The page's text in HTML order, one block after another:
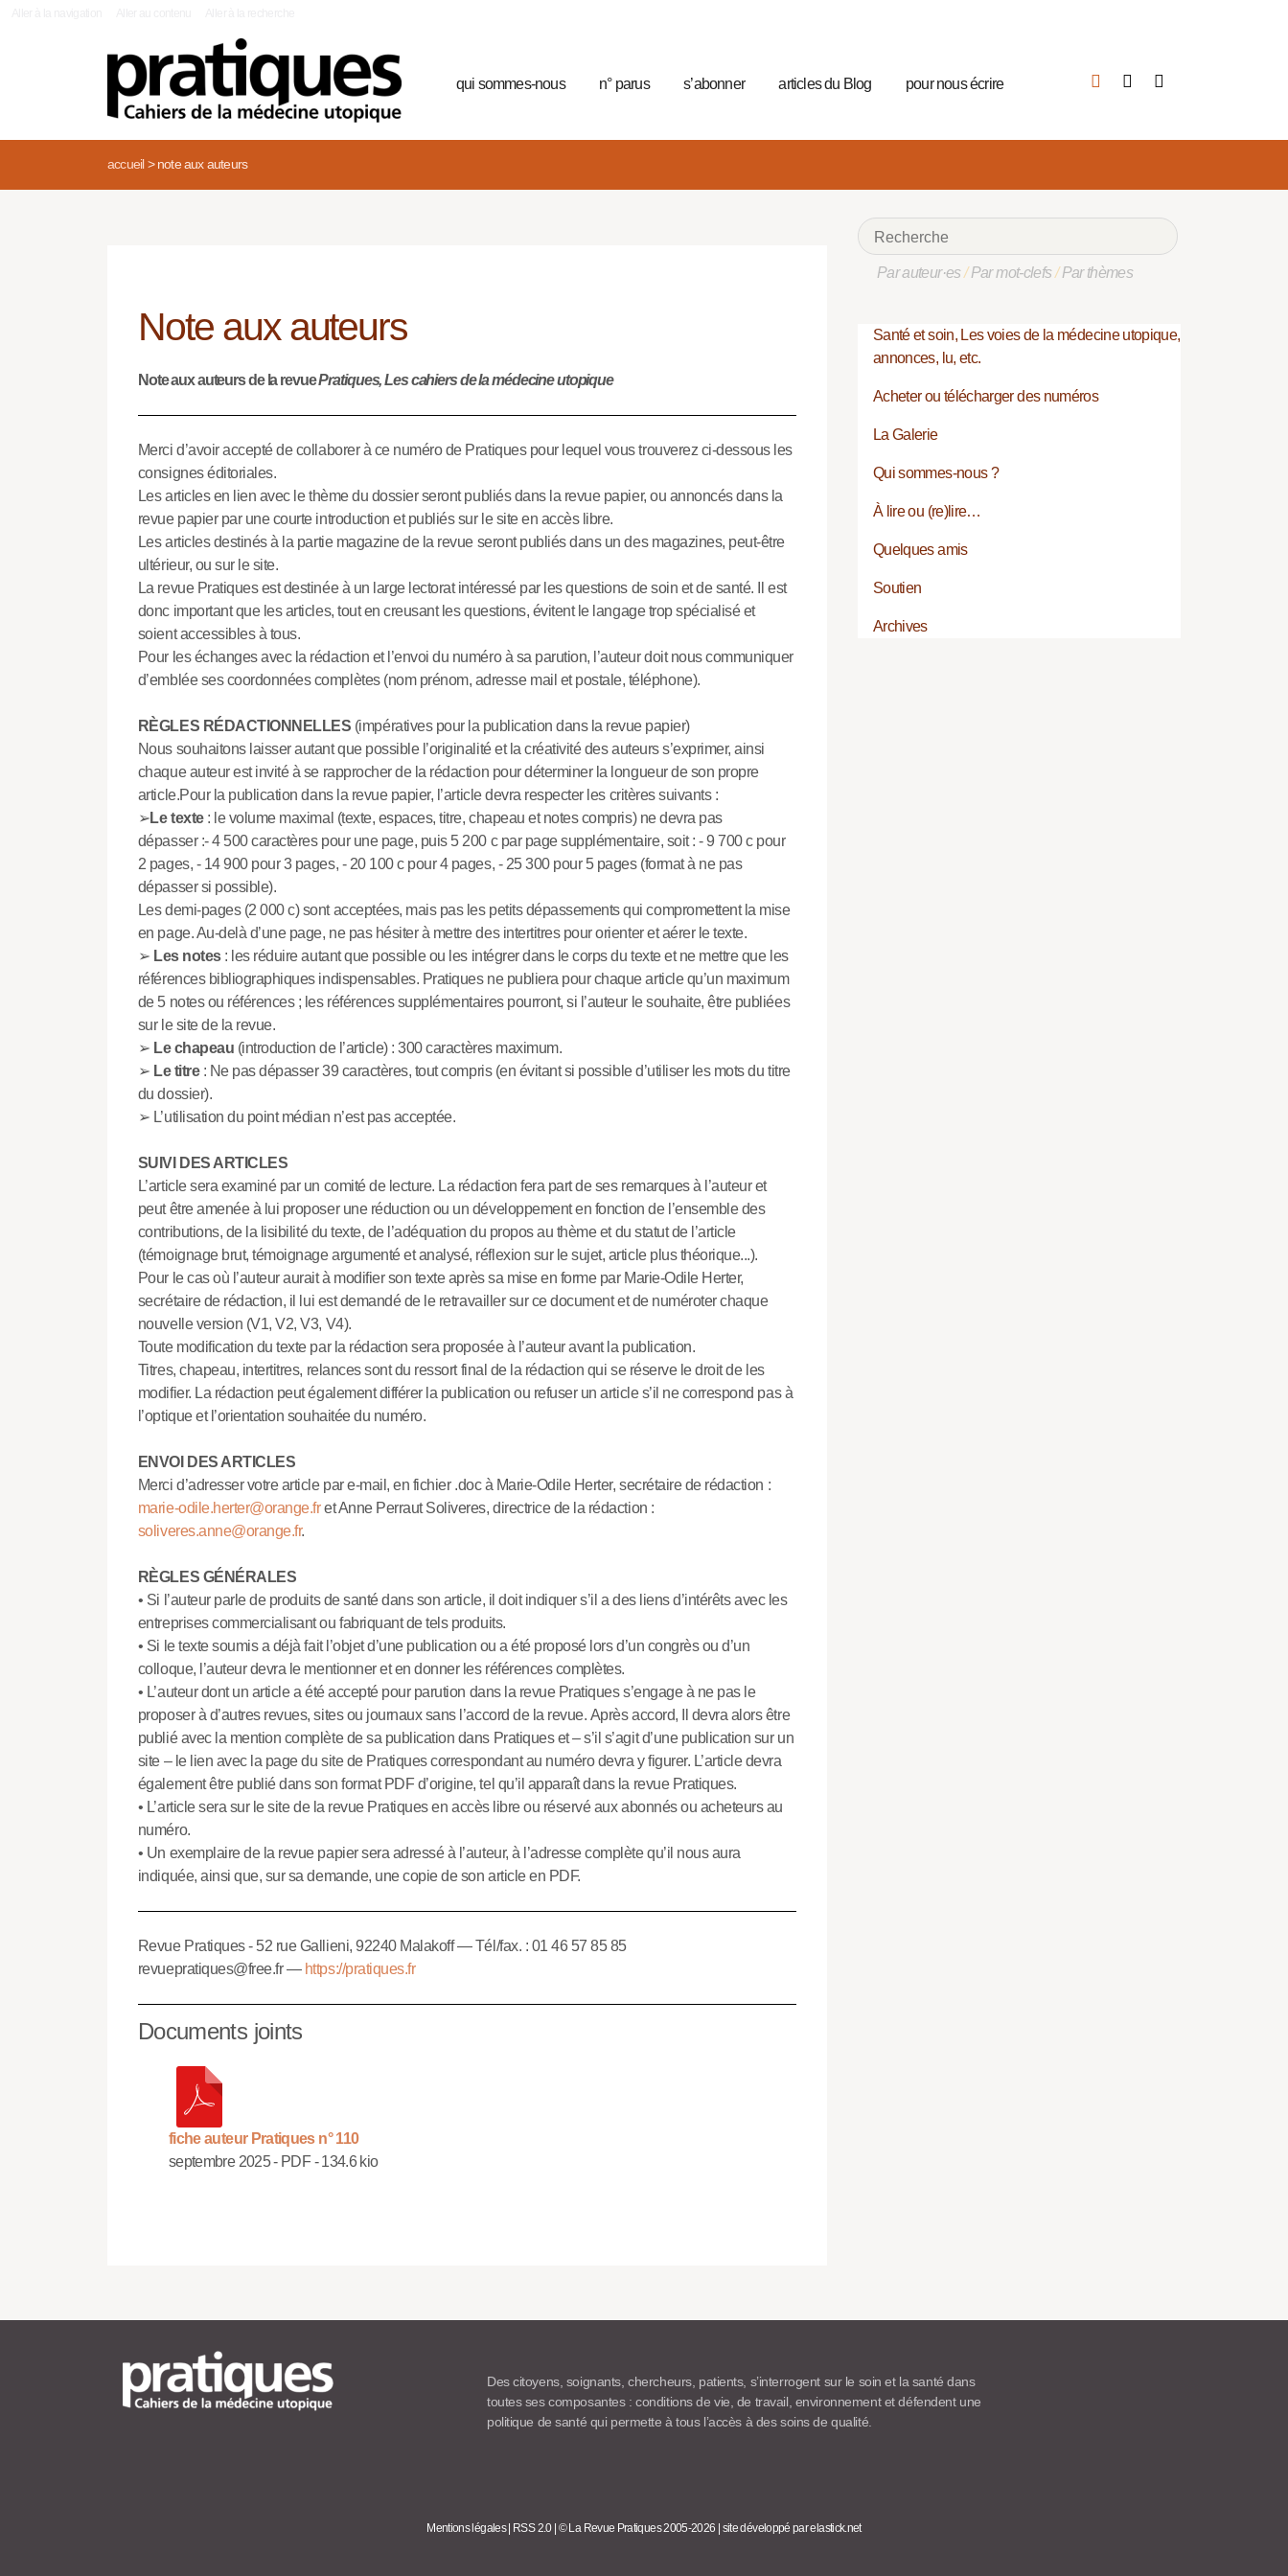
qui sommes-nous n° parus s’abonner articles du Blog pour nous écrire
accueil> note aux auteurs
Note aux auteurs
Note aux auteurs de la revuePratiques, Les cahiers de la médecine utopique
Merci d’avoir accepté de collaborer à ce numéro de Pratiques pour lequel vous trouverez ci-dessous les
consignes éditoriales.
Les articles en lien avec le thème du dossier seront publiés dans la revue papier, ou annoncés dans la
revue papier par une courte introduction et publiés sur le site en accès libre.
Les articles destinés à la partie magazine de la revue seront publiés dans un des magazines, peut-être
ultérieur, ou sur le site.
La revue Pratiques est destinée à un large lectorat intéressé par les questions de soin et de santé. Il est
donc important que les articles, tout en creusant les questions, évitent le langage trop spécialisé et
soient accessibles à tous.
Pour les échanges avec la rédaction et l’envoi du numéro à sa parution, l’auteur doit nous communiquer
d’emblée ses coordonnées complètes (nom prénom, adresse mail et postale, téléphone).
RÈGLES RÉDACTIONNELLES (impératives pour la publication dans la revue papier)
Nous souhaitons laisser autant que possible l’originalité et la créativité des auteurs s’exprimer, ainsi
chaque auteur est invité à se rapprocher de la rédaction pour déterminer la longueur de son propre
article.Pour la publication dans la revue papier, l’article devra respecter les critères suivants :
➢Le texte: le volume maximal (texte, espaces, titre, chapeau et notes compris) ne devra pas
dépasser :- 4 500 caractères pour une page, puis 5 200 c par page supplémentaire, soit : - 9 700 c pour
2 pages, - 14 900 pour 3 pages, - 20 100 c pour 4 pages, - 25 300 pour 5 pages (format à ne pas
dépasser si possible).
Les demi-pages (2 000 c) sont acceptées, mais pas les petits dépassements qui compromettent la mise
en page. Au-delà d’une page, ne pas hésiter à mettre des intertitres pour orienter et aérer le texte.
➢ Les notes: les réduire autant que possible ou les intégrer dans le corps du texte et ne mettre que les
références bibliographiques indispensables. Pratiques ne publiera pour chaque article qu’un maximum
de 5 notes ou références ; les références supplémentaires pourront, si l’auteur le souhaite, être publiées
sur le site de la revue.
➢ Le chapeau (introduction de l’article) : 300 caractères maximum.
➢ Le titre: Ne pas dépasser 39 caractères, tout compris (en évitant si possible d’utiliser les mots du titre
du dossier).
➢ L’utilisation du point médian n’est pas acceptée.
SUIVI DES ARTICLES
L’article sera examiné par un comité de lecture. La rédaction fera part de ses remarques à l’auteur et
peut être amenée à lui proposer une réduction ou un développement en fonction de l’ensemble des
contributions, de la lisibilité du texte, de l’adéquation du propos au thème et du statut de l’article
(témoignage brut, témoignage argumenté et analysé, réflexion sur le sujet, article plus théorique...).
Pour le cas où l’auteur aurait à modifier son texte après sa mise en forme par Marie-Odile Herter,
secrétaire de rédaction, il lui est demandé de le retravailler sur ce document et de numéroter chaque
nouvelle version (V1, V2, V3, V4).
Toute modification du texte par la rédaction sera proposée à l’auteur avant la publication.
Titres, chapeau, intertitres, relances sont du ressort final de la rédaction qui se réserve le droit de les
modifier. La rédaction peut également différer la publication ou refuser un article s’il ne correspond pas à
l’optique et l’orientation souhaitée du numéro.
ENVOI DES ARTICLES
Merci d’adresser votre article par e-mail, en fichier .doc à Marie-Odile Herter, secrétaire de rédaction :
marie-odile.herter@orange.fret Anne Perraut Soliveres, directrice de la rédaction :
soliveres.anne@orange.fr.
RÈGLES GÉNÉRALES
• Si l’auteur parle de produits de santé dans son article, il doit indiquer s’il a des liens d’intérêts avec les
entreprises commercialisant ou fabriquant de tels produits.
• Si le texte soumis a déjà fait l’objet d’une publication ou a été proposé lors d’un congrès ou d’un
colloque, l’auteur devra le mentionner et en donner les références complètes.
• L’auteur dont un article a été accepté pour parution dans la revue Pratiques s’engage à ne pas le
proposer à d’autres revues, sites ou journaux sans l’accord de la revue. Après accord, Il devra alors être
publié avec la mention complète de sa publication dans Pratiques et – s’il s’agit d’une publication sur un
site – le lien avec la page du site de Pratiques correspondant au numéro devra y figurer. L’article devra
également être publié dans son format PDF d’origine, tel qu’il apparaît dans la revue Pratiques.
• L’article sera sur le site de la revue Pratiques en accès libre ou réservé aux abonnés ou acheteurs au
numéro.
• Un exemplaire de la revue papier sera adressé à l’auteur, à l’adresse complète qu’il nous aura
indiquée, ainsi que, sur sa demande, une copie de son article en PDF.
Revue Pratiques - 52 rue Gallieni, 92240 Malakoff — Tél/fax. : 01 46 57 85 85
revuepratiques@free.fr — https://pratiques.fr
Documents joints
fiche auteur Pratiques n° 110
septembre 2025- PDF-134.6 kio
Par auteur·es/Par mot-clefs/Par thèmes
Santé et soin, Les voies de la médecine utopique,
annonces, lu, etc.
Acheter ou télécharger des numéros
La Galerie
Qui sommes-nous ?
À lire ou (re)lire…
Quelques amis
Soutien
Archives
Des citoyens, soignants, chercheurs, patients, s’interrogent sur le soin et la santé dans
toutes ses composantes : conditions de vie, de travail, environnement et défendent une
politique de santé qui permette à tous l’accès à des soins de qualité.
Mentions légales RSS 2.0 © La Revue Pratiques 2005-2026 site développé par elastick.net